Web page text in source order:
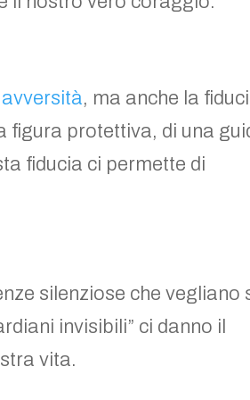
, ma anche la
figura protettiva, di una
fiducia ci permette di
silenziose che vegliano
invisibili” ci danno il
vita.